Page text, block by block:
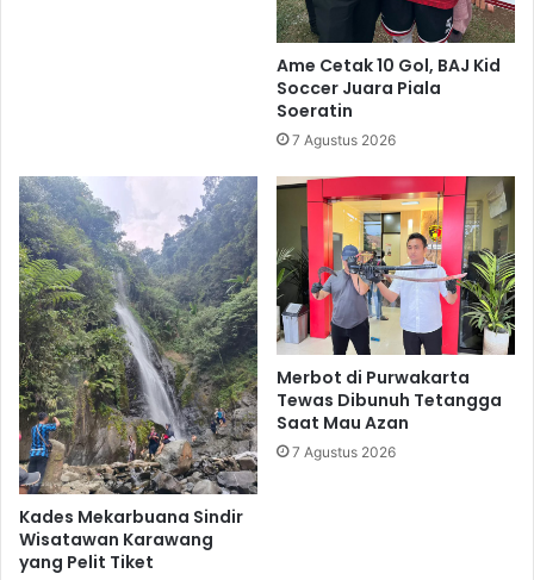
Ame Cetak 10 Gol, BAJ Kid
Soccer Juara Piala
Soeratin
7 Agustus 2026
Kades Mekarbuana Sindir
Wisatawan Karawang
yang Pelit Tiket
Merbot di Purwakarta
Tewas Dibunuh Tetangga
Saat Mau Azan
7 Agustus 2026